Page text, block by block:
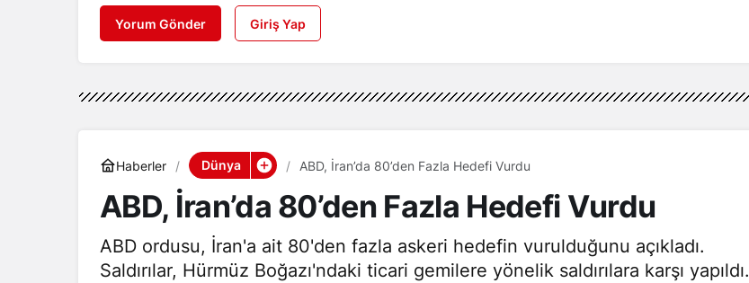
Yorum Gönder Giriş Yap
Haberler Dünya ABD, İran’da 80’den Fazla Hedefi Vurdu
ABD, İran’da 80’den Fazla Hedefi Vurdu
ABD ordusu, İran'a ait 80'den fazla askeri hedefin vurulduğunu açıkladı.
Saldırılar, Hürmüz Boğazı'ndaki ticari gemilere yönelik saldırılara karşı yapıldı.